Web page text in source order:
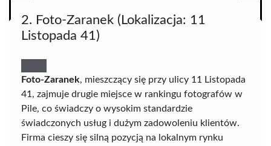
2. Foto-Zaranek (Lokalizacja: 11
Listopada 41)
Foto-Zaranek, mieszczący się przy ulicy 11 Listopada
41, zajmuje drugie miejsce w rankingu fotografów w
Pile, co świadczy o wysokim standardzie
świadczonych usług i dużym zadowoleniu klientów.
Firma cieszy się silną pozycją na lokalnym rynku